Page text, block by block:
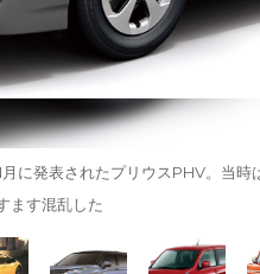
月に発表されたプリウスPHV。当
ます混乱した